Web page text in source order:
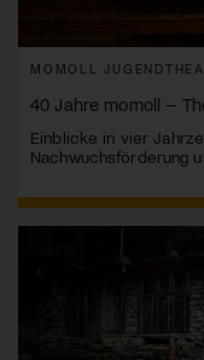
MOMOLL
40 Jahre momoll –
Einblicke in vier
Nachwuchsförderung